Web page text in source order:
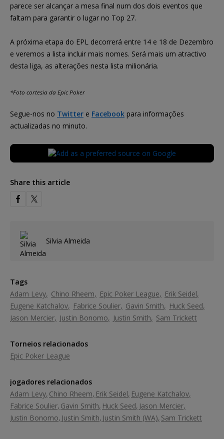
parece ser alcançar a mesa final num dos dois eventos que
faltam para garantir o lugar no Top 27.
A próxima etapa do EPL decorrerá entre 14 e 18 de Dezembro
e veremos a lista incluir mais nomes. Será mais um atractivo
desta liga, as alterações nesta lista milionária.
*Foto cortesia da Epic Poker
Segue-nos no Twitter e Facebook para informações
actualizadas no minuto.
Share this article
Silvia Almeida
Tags
Adam Levy Chino Rheem Epic Poker League
Erik Seidel
Eugene Katchalov
Fabrice Soulier Gavin Smith
Huck Seed
Jason Mercier
Justin Bonomo Justin Smith Sam Trickett
Torneios relacionados
Epic Poker League
jogadores relacionados
Adam Levy Chino Rheem Erik Seidel Eugene Katchalov
Fabrice Soulier Gavin Smith Huck Seed Jason Mercier
Justin Bonomo Justin Smith Justin Smith (WA) Sam Trickett